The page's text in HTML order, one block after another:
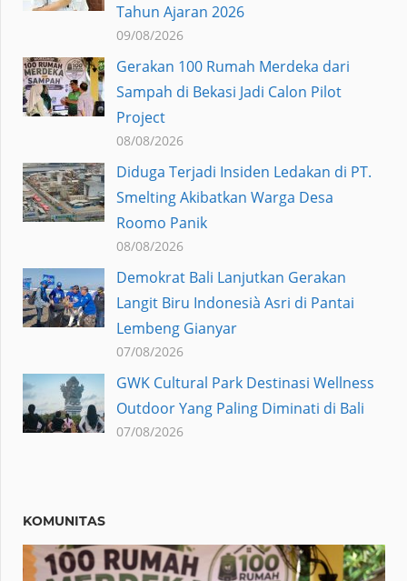
Tahun Ajaran 2026
09/08/2026
Gerakan 100 Rumah Merdeka dari
Sampah di Bekasi Jadi Calon Pilot
Project
08/08/2026
Diduga Terjadi Insiden Ledakan di PT.
Smelting Akibatkan Warga Desa
Roomo Panik
08/08/2026
Demokrat Bali Lanjutkan Gerakan
Langit Biru Indonesià Asri di Pantai
Lembeng Gianyar
07/08/2026
GWK Cultural Park Destinasi Wellness
Outdoor Yang Paling Diminati di Bali
07/08/2026
KOMUNITAS